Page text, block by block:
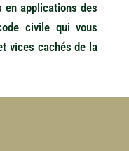
en applications des
civile qui vous
vices cachés de la